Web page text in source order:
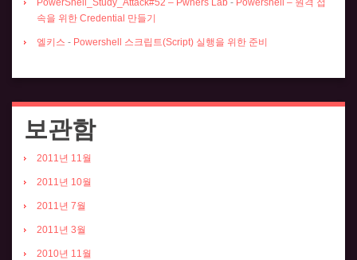
PowerShell_Study_Attack#52 – Pwners Lab - Powershell – 원격 접
속을 위한 Credential 만들기
엘키스 - Powershell 스크립트(Script) 실행을 위한 준비
보관함
2011년 11월
2011년 10월
2011년 7월
2011년 3월
2010년 11월